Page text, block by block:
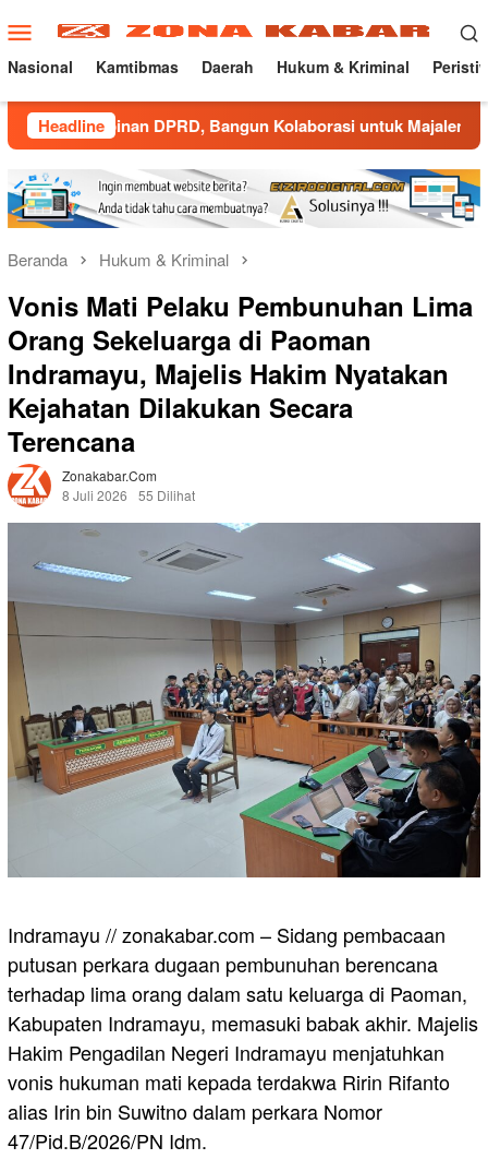
ke
konten
Menu
Mobile
Nasional Kamtibmas Daerah Hukum & Kriminal
Headline
DPRD, Bangun Kolaborasi untuk Majalengka Kondusif
Beranda Hukum & Kriminal
Vonis Mati Pelaku Pembunuhan Lima
Orang Sekeluarga di Paoman
Indramayu, Majelis Hakim Nyatakan
Kejahatan Dilakukan Secara
Terencana
Zonakabar.com
8 Juli 2026
55 Dilihat
Indramayu // zonakabar.com – Sidang pembacaan
putusan perkara dugaan pembunuhan berencana
terhadap lima orang dalam satu keluarga di Paoman,
Kabupaten Indramayu, memasuki babak akhir. Majelis
Hakim Pengadilan Negeri Indramayu menjatuhkan
vonis hukuman mati kepada terdakwa Ririn Rifanto
alias Irin bin Suwitno dalam perkara Nomor
47/Pid.B/2026/PN Idm.